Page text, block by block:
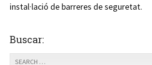
instal·lació de barreres de seguretat.
Buscar: